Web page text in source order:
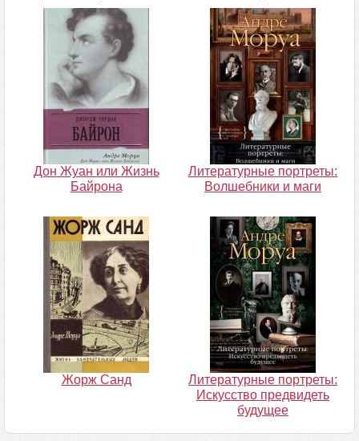
Дон Жуан или Жизнь
Байрона
Литературные портреты:
Волшебники и маги
Жорж Санд
Литературные портреты:
Искусство предвидеть
будущее